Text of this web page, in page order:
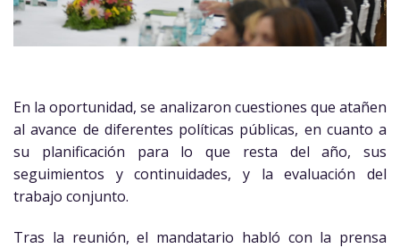
En la oportunidad, se analizaron cuestiones que atañen
al avance de diferentes políticas públicas, en cuanto a
su planificación para lo que resta del año, sus
seguimientos y continuidades, y la evaluación del
trabajo conjunto.
Tras la reunión, el mandatario habló con la prensa